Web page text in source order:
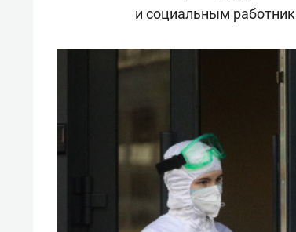
и социальным
Падел, фитнес, танцы и даже
ниндзя-зал: как ТРЦ «Франт»